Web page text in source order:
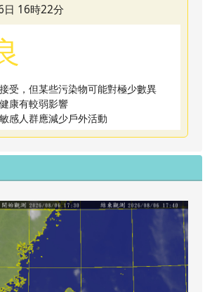
16時22分
受，但某些污染物可能對極少數異
康有較弱影響
感人群應減少戶外活動
link